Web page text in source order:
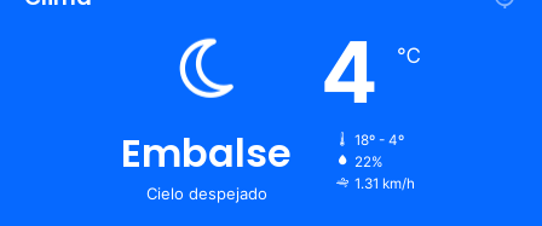
Embalse
Cielo despejado
4 ℃
18º - 4º
22%
1.31 km/h